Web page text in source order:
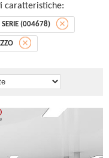
caratteristiche:
SERIE (004678)